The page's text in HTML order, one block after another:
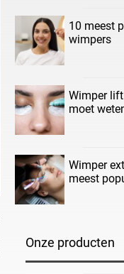
10 meest
wimpers
Wimper
moet
Wimper
meest
Onze producten